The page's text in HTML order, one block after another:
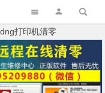
打印机清零